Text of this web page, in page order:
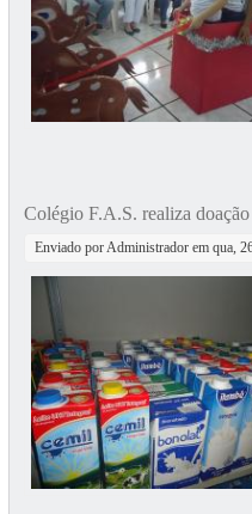
Colégio F.A.S. realiza
Enviado porAdministrador em qua,